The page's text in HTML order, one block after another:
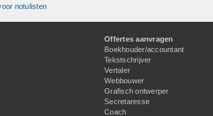
notulisten
Offertes aanvragen
Boekhouder/accountant
Tekstschrijver
Vertaler
Webbouwer
Grafisch ontwerper
Secretaresse
Coach